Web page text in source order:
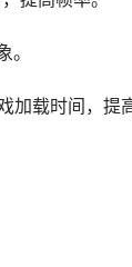
载时间，提